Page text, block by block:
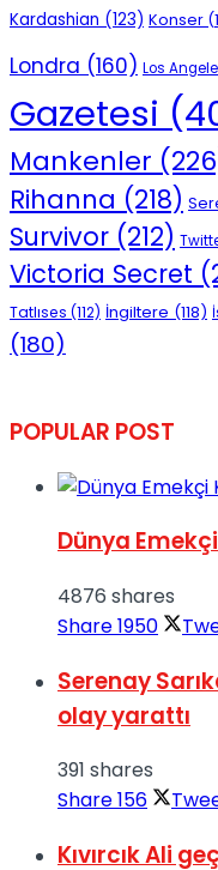
Kardashian (123) Konser
Londra (160) Los
Gazetesi
Mankenler
Rihanna (218)
Survivor (212)
Victoria Secret
Tatlıses (112) İngiltere (118)
(180)
POPULAR POST
Dünya
4876 shares
Share1950
Serenay
olay yarattı
391 shares
Share156
Kıvırcık Ali